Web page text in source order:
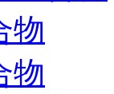
物
物